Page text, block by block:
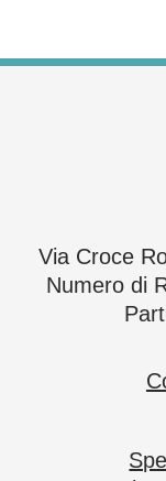
Via Croce
Numero di